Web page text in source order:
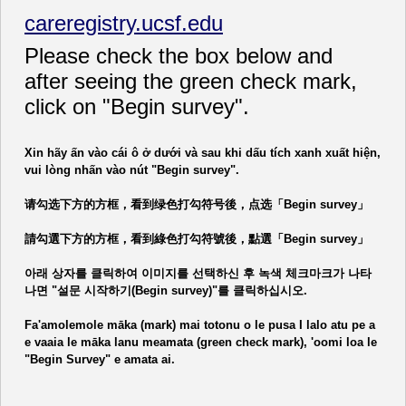
careregistry.ucsf.edu
Please check the box below and
after seeing the green check mark,
click on "Begin survey".
Xin hãy ấn vào cái ô ở dưới và sau khi dấu tích xanh xuất hiện,
vui lòng nhấn vào nút "Begin survey".
请勾选下方的方框，看到绿色打勾符号後，点选「Begin survey」
請勾選下方的方框，看到綠色打勾符號後，點選「Begin survey」
아래 상자를 클릭하여 이미지를 선택하신 후 녹색 체크마크가 나타
나면 "설문 시작하기(Begin survey)"를 클릭하십시오.
Fa'amolemole māka (mark) mai totonu o le pusa I lalo atu pe a
e vaaia le māka lanu meamata (green check mark), 'oomi loa le
"Begin Survey" e amata ai.